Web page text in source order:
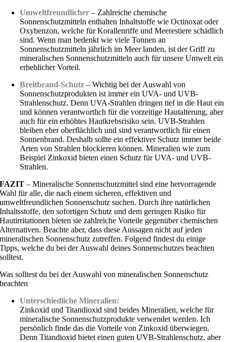
Umweltfreundlicher – Zahlreiche chemische
Sonnenschutzmitteln enthalten Inhaltstoffe wie Octinoxat oder
Oxybenzon, welche für Korallenriffe und Meerestiere schädlich
sind. Wenn man bedenkt wie viele Tonnen an
Sonnenschutzmitteln jährlich im Meer landen, ist der Griff zu
mineralischen Sonnenschutzmitteln auch für unsere Umwelt ein
erheblicher Vorteil.
Breitbrand-Schutz – Wichtig bei der Auswahl von
Sonnenschutzprodukten ist immer ein UVA- und UVB-
Strahlenschutz. Denn UVA-Strahlen dringen tief in die Haut ein
und können verantwortlich für die vorzeitige Hautalterung, aber
auch für ein erhöhtes Hautkrebsrisiko sein. UVB-Strahlen
bleiben eher oberflächlich und sind verantwortlich für einen
Sonnenbrand. Deshalb sollte ein effektiver Schutz immer beide
Arten von Strahlen blockieren können. Mineralien wie zum
Beispiel Zinkoxid bieten einen Schutz für UVA- und UVB-
Strahlen.
FAZIT – Mineralische Sonnenschutzmittel sind eine hervorragende
Wahl für alle, die nach einem sicheren, effektiven und
umweltfreundlichen Sonnenschutz suchen. Durch ihre natürlichen
Inhaltsstoffe, den sofortigen Schutz und dem geringen Risiko für
Hautirritationen bieten sie zahlreiche Vorteile gegenüber chemischen
Alternativen. Beachte aber, dass diese Aussagen nicht auf jeden
mineralischen Sonnenschutz zutreffen. Folgend findest du einige
Tipps, welche du bei der Auswahl deines Sonnenschutzes beachten
solltest.
Was solltest du bei der Auswahl von mineralischen Sonnenschutz
beachten
Unterschiedliche Mineralien:
Zinkoxid und Titandioxid sind beides Mineralien, welche für
mineralische Sonnenschutzprodukte verwendet werden. Ich
persönlich finde das die Vorteile von Zinkoxid überwiegen.
Denn Titandioxid bietet einen guten UVB-Strahlenschutz, aber